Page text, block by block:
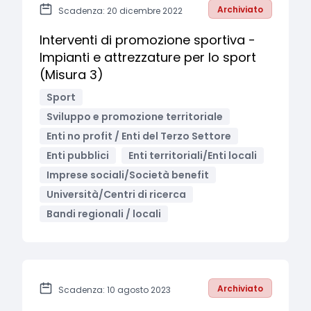
Scadenza: 20 dicembre 2022 Archiviato
Interventi di promozione sportiva -
Impianti e attrezzature per lo sport
(Misura 3)
Sport
Sviluppo e promozione territoriale
Enti no profit / Enti del Terzo Settore
Enti pubblici
Enti territoriali/Enti locali
Imprese sociali/Società benefit
Università/Centri di ricerca
Bandi regionali / locali
Scadenza: 10 agosto 2023 Archiviato